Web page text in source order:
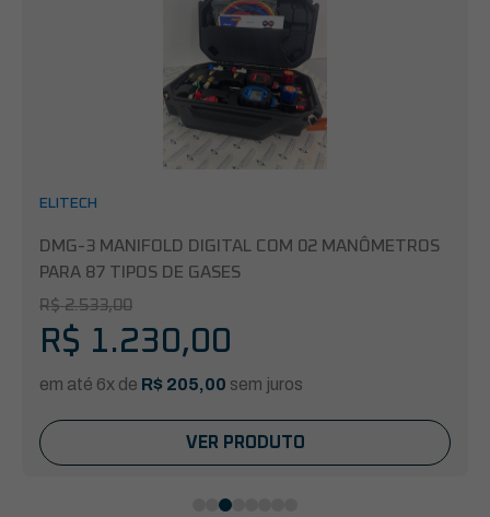
ELITECH
DMG-3 MANIFOLD DIGITAL COM 02 MANÔMETROS
PARA 87 TIPOS DE GASES
R$2.533,00
R$ 1.230,00
em até 6x de R$ 205,00 sem juros
VER PRODUTO